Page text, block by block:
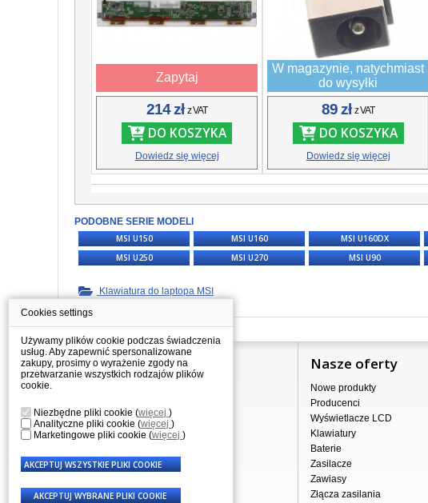
Zapytaj
214 złz VAT
DO KOSZYKA
Dowiedz się więcej
W magazynie, natychmiast
do wysyłki
89 złz VAT
DO KOSZYKA
Dowiedz się więcej
PODOBNE SERIE MODELI
MSI U150
MSI U160 MSI U160DX
MSI U250
MSI U270 MSI U90
Klawiatura do laptopa MSI
Informacje
Sprzedaż hurtowa
Nota prawna
Przetwarzanie danych osobowych
Nasze oferty
Nowe produkty
Producenci
Wyświetlacze LCD
Klawiatury
Baterie
Zasilacze
Zawiasy
Złącza zasilania
Cookies settings
Używamy plików cookie podczas świadczenia
usług. Aby zapewnić spersonalizowane
zakupy, prosimy o wyrażenie zgody na
przetwarzanie wszystkich rodzajów plików
cookie.
Niezbędne pliki cookie (więcej )
Analityczne pliki cookie (więcej )
Marketingowe pliki cookie (więcej )